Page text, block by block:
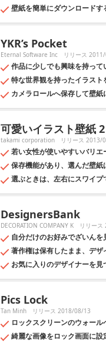
壁紙を簡単にダウンロードす
YKR’s Pocket
Eternal Software Inc リリース
作品に少しでも興味を持っ
特な世界観を持ったイラスト
カメラロールへ保存して壁紙
可愛いイラスト壁紙
takami corporation リリース 2013/
若い女性が使いやすいバリ
保存機能があり、選んだ壁
選ぶときは、左右にスワイ
DesignersBank
DECORATION COMPANY K リリー
自分だけのお好みでざいん
著作権は保有したまま、デ
お気に入りのデザイナーを
Pics Lock
Tan Minh リリース 2018/08/13
ロックスクリーンのウォール
綺麗な画像をロック画面に設